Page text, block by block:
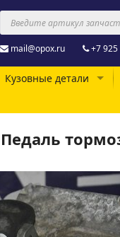
mail@opox.ru +7
Кузовные детали